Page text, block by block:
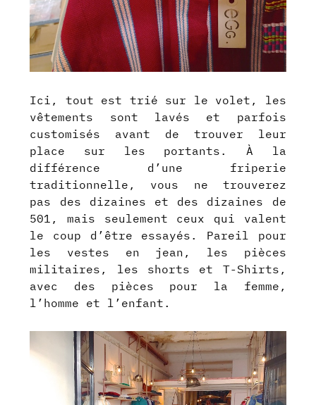
Ici, tout est trié sur le volet, les
vêtements sont
lavés et parfois
customisés avant de trouver leur
place sur les portants. À la
différence d’une friperie
traditionnelle, vous ne trouverez
pas des dizaines et des dizaines de
501, mais seulement ceux qui valent
le coup d’être essayés. Pareil pour
les vestes en jean, les pièces
militaires, les shorts et T-Shirts,
avec des pièces pour la femme,
l’homme et l’enfant.